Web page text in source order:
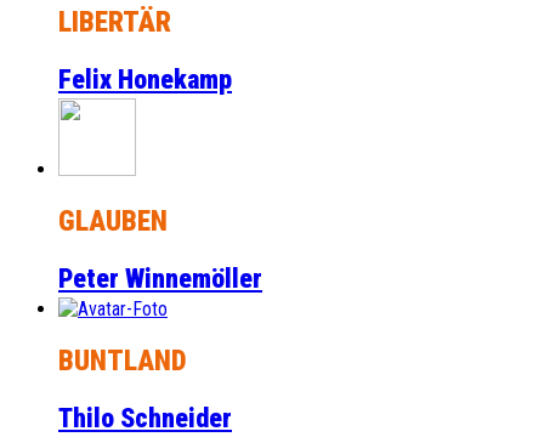
LIBERTÄR
Felix Honekamp
GLAUBEN
Peter Winnemöller
BUNTLAND
Thilo Schneider